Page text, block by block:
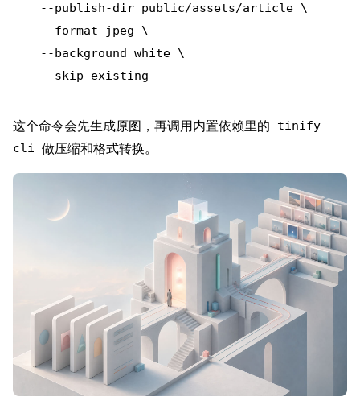
  --publish-dir public/assets/article \
  --format jpeg \
  --background white \
这个命令会先生成原图，再调用内置依赖里的
tinify-
cli 做压缩和格式转换。